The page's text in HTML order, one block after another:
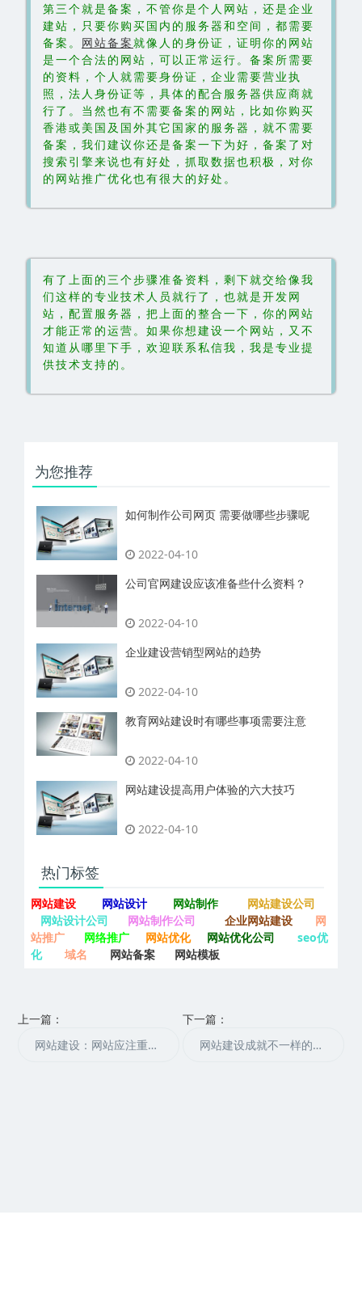
第三个就是备案，不管你是个人网站，还是企业
建站，只要你购买国内的服务器和空间，都需要
备案。 网站备案就像人的身份证，证明你的网站
是一个合法的网站，可以正常运行。备案所需要
的资料，个人就需要身份证，企业需要营业执
照，法人身份证等，具体的配合服务器供应商就
行了。当然也有不需要备案的网站，比如你购买
香港或美国及国外其它国家的服务器，就不需要
备案，我们建议你还是备案一下为好，备案了对
搜索引擎来说也有好处，抓取数据也积极，对你
的网站推广优化也有很大的好处。
有了上面的三个步骤准备资料，剩下就交给像我
们这样的专业技术人员就行了，也就是开发网
站，配置服务器，把上面的整合一下，你的网站
才能正常的运营。如果你想建设一个网站，又不
知道从哪里下手，欢迎联系私信我，我是专业提
供技术支持的。
为您推荐
如何制作公司网页 需要做哪些步骤呢
2022-04-10
公司官网建设应该准备些什么资料？
2022-04-10
企业建设营销型网站的趋势
2022-04-10
教育网站建设时有哪些事项需要注意
2022-04-10
网站建设提高用户体验的六大技巧
2022-04-10
热门标签
网站建设 网站设计 网站制作
网站建设公司
网站设计公司
网站制作公司 企业网站建设
网
站推广
网络推广 网站优化 网站优化公司
seo优
化
域名 网站备案 网站模板
上一篇：
网站建设：网站应注重的细节问题
下一篇：
网站建设成就不一样的网站